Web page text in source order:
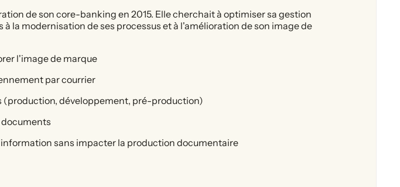
de son core-banking en 2015. Elle cherchait à optimiser sa gestion
la modernisation de ses processus et à l'amélioration de son image de
l'image de marque
par courrier
développement, pré-production)
documents
sans impacter la production documentaire